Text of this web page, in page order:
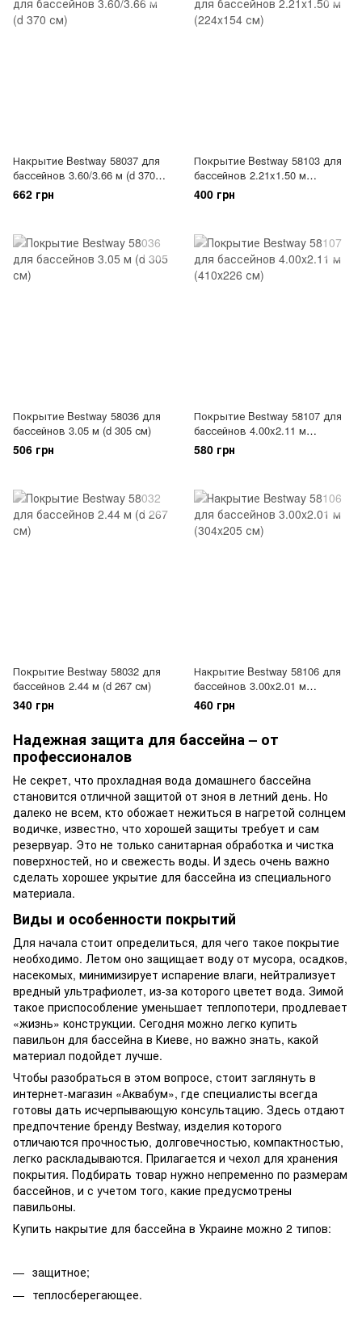
Накрытие Bestway 58037 для
бассейнов 3.60/3.66 м (d 370
см)
662 грн
Покрытие Bestway 58103 для
бассейнов 2.21x1.50 м
(224x154 см)
400 грн
Покрытие Bestway 58036 для
бассейнов 3.05 м (d 305 см)
506 грн
Покрытие Bestway 58107 для
бассейнов 4.00x2.11 м
(410х226 см)
580 грн
Покрытие Bestway 58032 для
бассейнов 2.44 м (d 267 см)
340 грн
Накрытие Bestway 58106 для
бассейнов 3.00x2.01 м
(304x205 см)
460 грн
Надежная защита для бассейна – от
профессионалов
Не секрет, что прохладная вода домашнего бассейна
становится отличной защитой от зноя в летний день. Но
далеко не всем, кто обожает нежиться в нагретой солнцем
водичке, известно, что хорошей защиты требует и сам
резервуар. Это не только санитарная обработка и чистка
поверхностей, но и свежесть воды. И здесь очень важно
сделать хорошее укрытие для бассейна из специального
материала.
Виды и особенности покрытий
Для начала стоит определиться, для чего такое покрытие
необходимо. Летом оно защищает воду от мусора, осадков,
насекомых, минимизирует испарение влаги, нейтрализует
вредный ультрафиолет, из-за которого цветет вода. Зимой
такое приспособление уменьшает теплопотери, продлевает
«жизнь» конструкции. Сегодня можно легко купить
павильон для бассейна в Киеве, но важно знать, какой
материал подойдет лучше.
Чтобы разобраться в этом вопросе, стоит заглянуть в
интернет-магазин «Аквабум», где специалисты всегда
готовы дать исчерпывающую консультацию. Здесь отдают
предпочтение бренду Bestway, изделия которого
отличаются прочностью, долговечностью, компактностью,
легко раскладываются. Прилагается и чехол для хранения
покрытия. Подбирать товар нужно непременно по размерам
бассейнов, и с учетом того, какие предусмотрены
павильоны.
Купить накрытие для бассейна в Украине можно 2 типов:
защитное;
теплосберегающее.